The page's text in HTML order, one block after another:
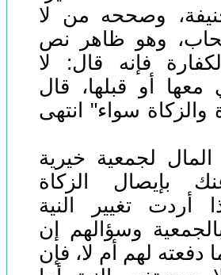
وصححه من لا
وهو ظاهر نص
فإنه قال: لا
أو قبلها، قال
والزكاة سواء" انتهى
لجمعية خيرية
بإيصال الزكاة
أردت تغيير النية
وسؤالهم إن
دفعته لهم أم لا، فإن